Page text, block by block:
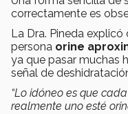
correctamente es
La Dra. Pineda
persona orine
ya que pasar muchas
señal de
“Lo idóneo es que
realmente uno esté